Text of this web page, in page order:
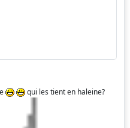
qui les tient en haleine?